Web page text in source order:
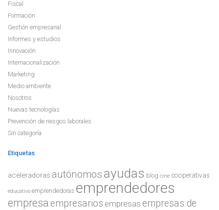
Fiscal
Formación
Gestión empresarial
Informes y estudios
Innovación
Internacionalización
Marketing
Medio ambiente
Nosotros
Nuevas tecnologías
Prevención de riesgos laborales
Sin categoría
Etiquetas
aceleradoras autónomos ayudas blog cine cooperativas
educativo emprendedoras emprendedores
empresa empresarios empresas empresas de